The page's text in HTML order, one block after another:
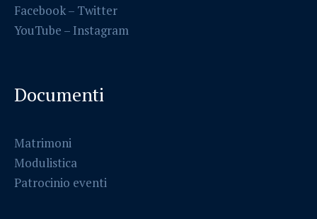
Facebook– Twitter
YouTube – Instagram
Documenti
Matrimoni
Modulistica
Patrocinio eventi